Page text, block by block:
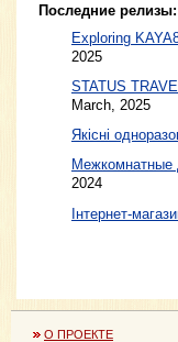
Последние релизы:
Exploring
2025
STATUS
March, 2025
Якісні
Межкомнатные
2024
Інтернет-
О ПРОЕКТЕ